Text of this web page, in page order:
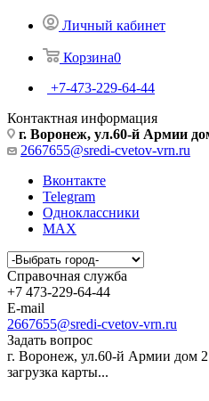
Личный кабинет
Корзина0
+7-473-229-64-44
Контактная информация
г. Воронеж, ул.60-й Армии
2667655@sredi-cvetov-vrn.ru
Вконтакте
Telegram
Одноклассники
MAX
Справочная служба
+7 473-229-64-44
E-mail
2667655@sredi-cvetov-vrn.ru
Задать вопрос
г. Воронеж, ул.60-й Армии дом
загрузка карты...